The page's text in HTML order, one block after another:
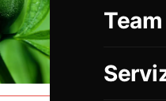
Team